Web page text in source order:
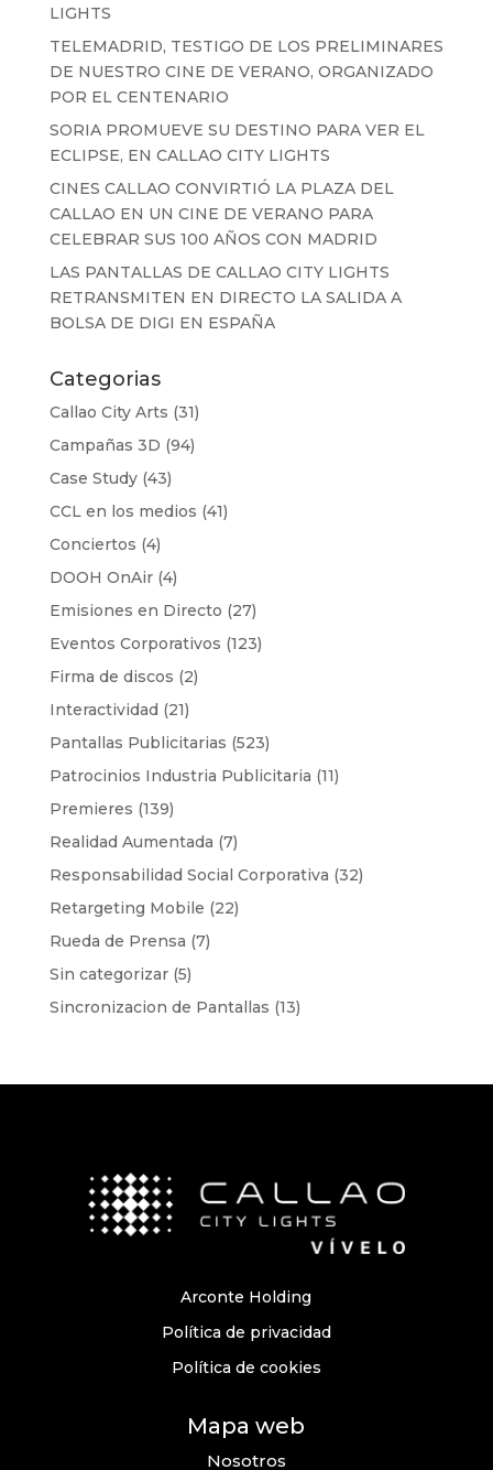
LIGHTS
TELEMADRID, TESTIGO DE LOS PRELIMINARES
DE NUESTRO CINE DE VERANO, ORGANIZADO
POR EL CENTENARIO
SORIA PROMUEVE SU DESTINO PARA VER EL
ECLIPSE, EN CALLAO CITY LIGHTS
CINES CALLAO CONVIRTIÓ LA PLAZA DEL
CALLAO EN UN CINE DE VERANO PARA
CELEBRAR SUS 100 AÑOS CON MADRID
LAS PANTALLAS DE CALLAO CITY LIGHTS
RETRANSMITEN EN DIRECTO LA SALIDA A
BOLSA DE DIGI EN ESPAÑA
Categorias
Callao City Arts (31)
Campañas 3D (94)
Case Study(43)
CCL en los medios (41)
Conciertos (4)
DOOH OnAir(4)
Emisiones en Directo (27)
Eventos Corporativos (123)
Firma de discos (2)
Interactividad (21)
Pantallas Publicitarias (523)
Patrocinios Industria Publicitaria (11)
Premieres (139)
Realidad Aumentada (7)
Responsabilidad Social Corporativa (32)
Retargeting Mobile (22)
Rueda de Prensa (7)
Sin categorizar(5)
Sincronizacion de Pantallas (13)
Arconte Holding
Política de privacidad
Política de cookies
Mapa web
Nosotros